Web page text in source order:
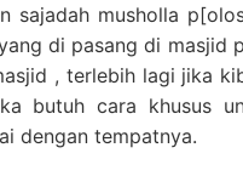
sajadah musholla
di pasang di masjid
, terlebih lagi jika
butuh cara khusus
dengan tempatnya.